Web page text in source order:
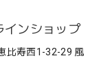
ンショップ
比寿西1-32-29 風